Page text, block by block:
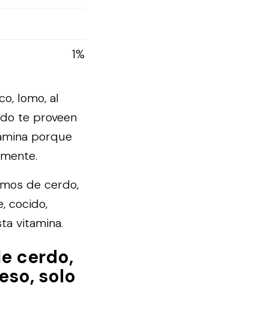
1%
lomo, al
te proveen
porque
de cerdo,
cocido,
vitamina.
cerdo,
solo